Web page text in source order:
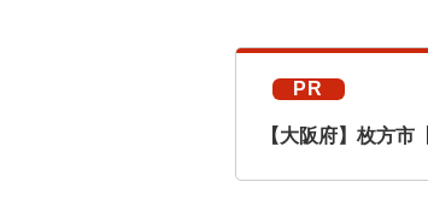
PR
【大阪府】枚方